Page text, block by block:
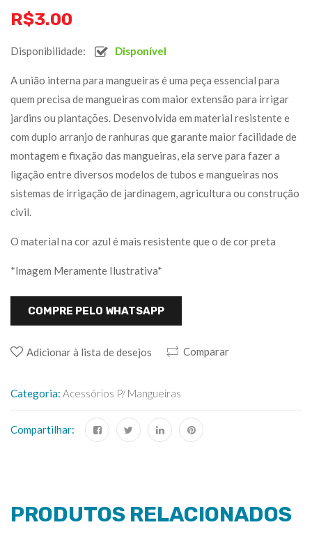
R$3.00
Disponibilidade: Disponível
A união interna para mangueiras é uma peça essencial para
quem precisa de mangueiras com maior extensão para irrigar
jardins ou plantações. Desenvolvida em material resistente e
com duplo arranjo de ranhuras que garante maior facilidade de
montagem e fixação das mangueiras, ela serve para fazer a
ligação entre diversos modelos de tubos e mangueiras nos
sistemas de irrigação de jardinagem, agricultura ou construção
civil.
O material na cor azul é mais resistente que o de cor preta
*Imagem Meramente Ilustrativa*
COMPRE PELO WHATSAPP
Adicionar à lista de desejos Comparar
Categoria: Acessórios P/ Mangueiras
Compartilhar:
PRODUTOS RELACIONADOS